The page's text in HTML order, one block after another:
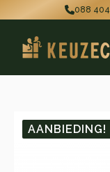
088
AANBIEDING!